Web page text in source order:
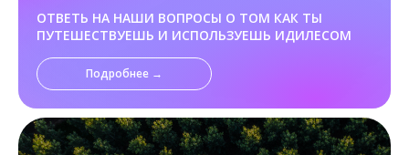
ОТВЕТЬ НА НАШИ ВОПРОСЫ О ТОМ КАК ТЫ
ПУТЕШЕСТВУЕШЬ И ИСПОЛЬЗУЕШЬ ИДИЛЕСОМ
Подробнее →